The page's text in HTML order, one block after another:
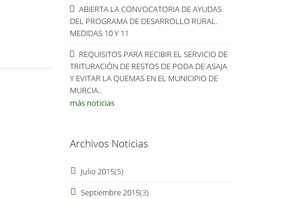
ABIERTA LA CONVOCATORIA DE AYUDAS
DEL PROGRAMA DE DESARROLLO RURAL.
MEDIDAS 10 Y 11
REQUISITOS PARA RECIBIR EL SERVICIO DE
TRITURACIÓN DE RESTOS DE PODA DE ASAJA
Y EVITAR LA QUEMAS EN EL MUNICIPIO DE
MURCIA..
más noticias
Archivos Noticias
Julio 2015(5)
Septiembre 2015(3)